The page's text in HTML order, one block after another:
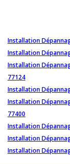
Installation
Installation
Installation
77124
Installation
Installation
77400
Installation
Installation
Installation